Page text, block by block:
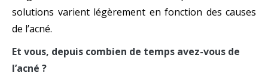
solutions varient légèrement en fonction des causes
de l’acné.
Et vous, depuis combien de temps avez-vous de
l’acné ?